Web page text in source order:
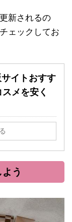
新されるの
ェックしてお
イトおすす
メを安く
う